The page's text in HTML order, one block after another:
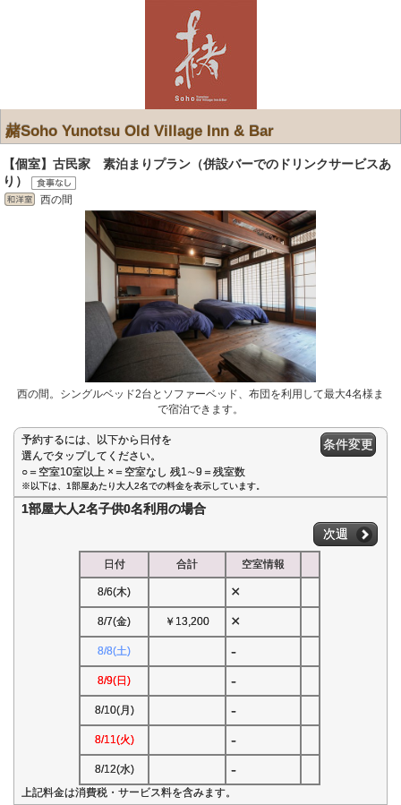
赭Soho Yunotsu Old Village Inn & Bar
【個室】古民家 素泊まりプラン（併設バーでのドリンクサービスあ
り）
西の間
西の間。シングルベッド2台とソファーベッド、布団を利用して最大4名様ま
で宿泊できます。
予約するには、以下から日付を
選んでタップしてください。
○＝空室10室以上 ×＝空室なし 残1∼9＝残室数
条件変更
※以下は、1部屋あたり大人2名での料金を表示しています。
1部屋大人2名子供0名利用の場合
次週
日付 合計 空室情報
8/6(木) ×
8/7(金) ￥13,200 ×
8/8(土) -
8/9(日) -
8/10(月) -
8/11(火) -
8/12(水) -
上記料金は消費税・サービス料を含みます。